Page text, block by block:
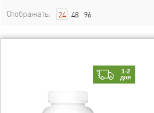
Отображать: 24 48 96
1-2
дня